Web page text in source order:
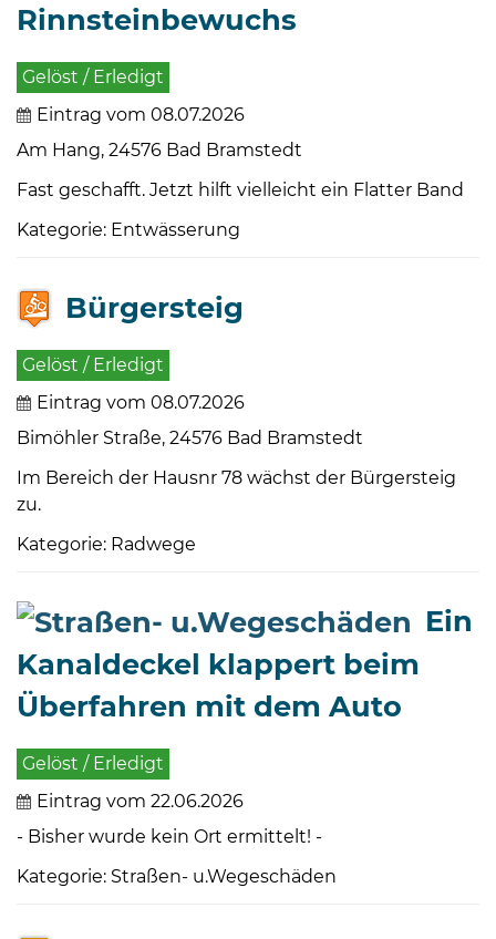
Rinnsteinbewuchs
Gelöst / Erledigt
Eintrag vom 08.07.2026
Am Hang, 24576 Bad Bramstedt
Fast geschafft. Jetzt hilft vielleicht ein Flatter Band
Kategorie: Entwässerung
Bürgersteig
Gelöst / Erledigt
Eintrag vom 08.07.2026
Bimöhler Straße, 24576 Bad Bramstedt
Im Bereich der Hausnr 78 wächst der Bürgersteig
zu.
Kategorie: Radwege
Ein
Kanaldeckel klappert beim
Überfahren mit dem Auto
Gelöst / Erledigt
Eintrag vom 22.06.2026
- Bisher wurde kein Ort ermittelt! -
Kategorie: Straßen- u.Wegeschäden